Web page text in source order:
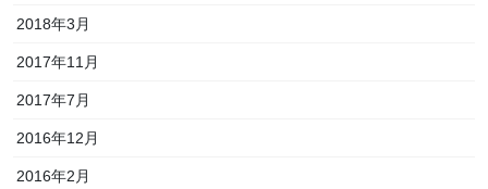
2018年3月
2017年11月
2017年7月
2016年12月
2016年2月